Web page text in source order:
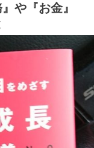
や『お金』